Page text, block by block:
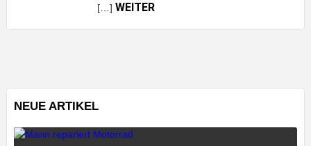
[…] WEITER
NEUE ARTIKEL